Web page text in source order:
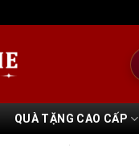
QUÀ TẶNG CAO CẤP